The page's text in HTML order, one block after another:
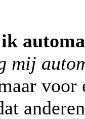
mij
voor